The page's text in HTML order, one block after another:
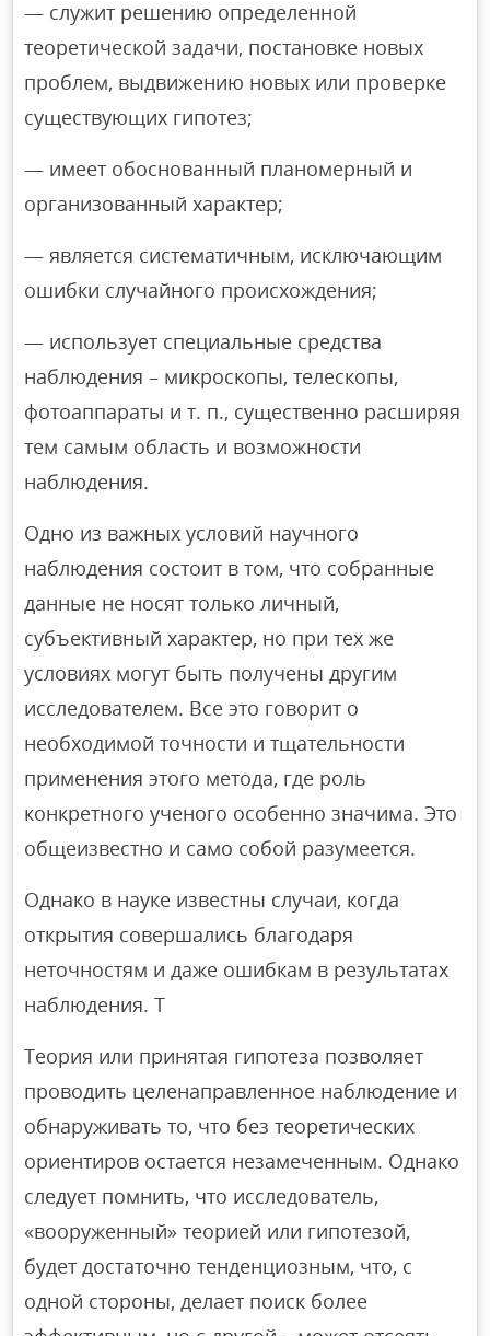
— служит решению определенной
теоретической задачи, постановке новых
проблем, выдвижению новых или проверке
существующих гипотез;
— имеет обоснованный планомерный и
организованный характер;
— является систематичным, исключающим
ошибки случайного происхождения;
— использует специальные средства
наблюдения – микроскопы, телескопы,
фотоаппараты и т. п., существенно расширяя
тем самым область и возможности
наблюдения.
Одно из важных условий научного
наблюдения состоит в том, что собранные
данные не носят только личный,
субъективный характер, но при тех же
условиях могут быть получены другим
исследователем. Все это говорит о
необходимой точности и тщательности
применения этого метода, где роль
конкретного ученого особенно значима. Это
общеизвестно и само собой разумеется.
Однако в науке известны случаи, когда
открытия совершались благодаря
неточностям и даже ошибкам в результатах
наблюдения. Т
Теория или принятая гипотеза позволяет
проводить целенаправленное наблюдение и
обнаруживать то, что без теоретических
ориентиров остается незамеченным. Однако
следует помнить, что исследователь,
«вооруженный» теорией или гипотезой,
будет достаточно тенденциозным, что, с
одной стороны, делает поиск более